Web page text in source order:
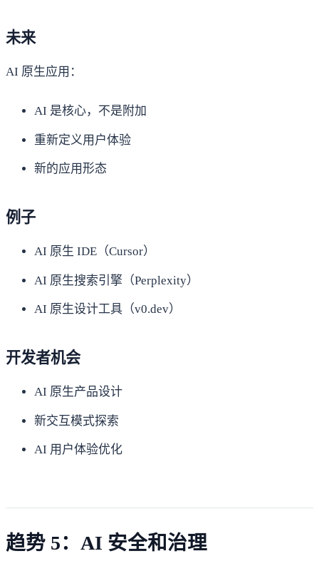
未来
AI 原生应用：
AI 是核心，不是附加
重新定义用户体验
新的应用形态
例子
AI 原生 IDE（Cursor）
AI 原生搜索引擎（Perplexity）
AI 原生设计工具（v0.dev）
开发者机会
AI 原生产品设计
新交互模式探索
AI 用户体验优化
趋势 5：AI 安全和治理